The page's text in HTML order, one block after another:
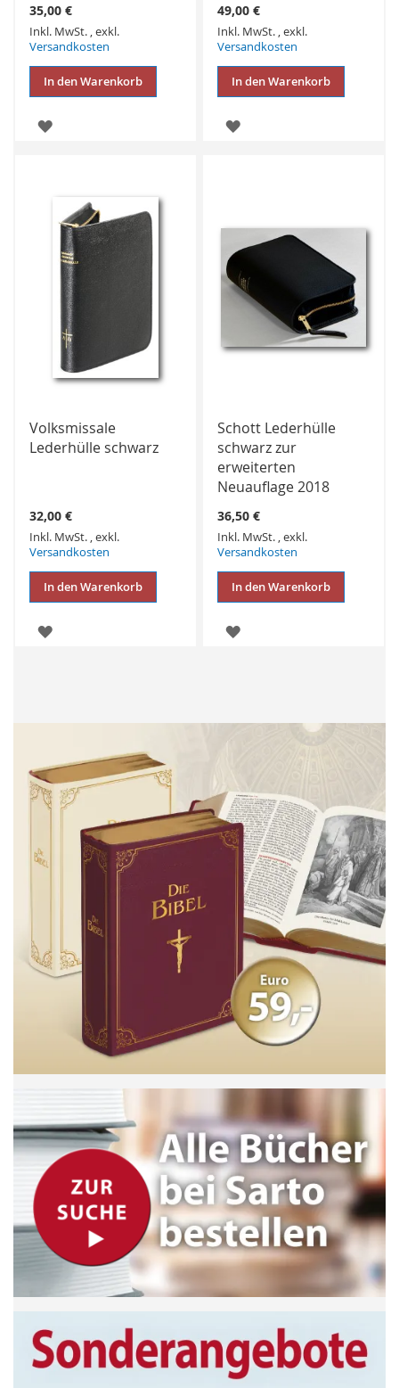
35,00 €
Inkl. MwSt. ,exkl.
Versandkosten
In den Warenkorb
ZUR
49,00 €
Inkl. MwSt. ,exkl.
Versandkosten
In den Warenkorb
ZUR
Volksmissale
Lederhülle schwarz
32,00 €
Inkl. MwSt. ,exkl.
Versandkosten
In den Warenkorb
ZUR
Schott Lederhülle
schwarz zur
erweiterten
Neuauflage 2018
36,50 €
Inkl. MwSt. ,exkl.
Versandkosten
In den Warenkorb
ZUR